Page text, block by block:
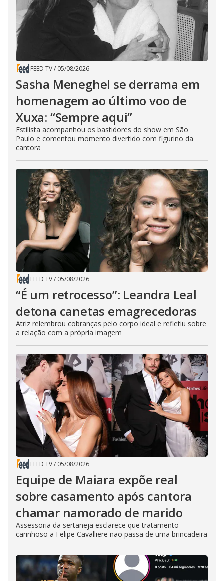
FEED TV/ 05/08/2026
Sasha Meneghel se derrama em
homenagem ao último voo de
Xuxa: “Sempre aqui”
Estilista acompanhou os bastidores do show em São
Paulo e comentou momento divertido com figurino da
cantora
FEED TV/ 05/08/2026
“É um retrocesso”: Leandra Leal
detona canetas emagrecedoras
Atriz relembrou cobranças pelo corpo ideal e refletiu sobre
a relação com a própria imagem
FEED TV/ 05/08/2026
Equipe de Maiara expõe real
sobre casamento após cantora
chamar namorado de marido
Assessoria da sertaneja esclarece que tratamento
carinhoso a Felipe Cavalliere não passa de uma brincadeira